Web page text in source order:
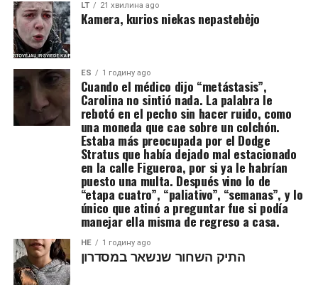
LT 21 хвилина ago
Kamera, kurios niekas nepastebėjo
ES 1 годину ago
Cuando el médico dijo “metástasis”,
Carolina no sintió nada. La palabra le
rebotó en el pecho sin hacer ruido, como
una moneda que cae sobre un colchón.
Estaba más preocupada por el Dodge
Stratus que había dejado mal estacionado
en la calle Figueroa, por si ya le habrían
puesto una multa. Después vino lo de
“etapa cuatro”, “paliativo”, “semanas”, y lo
único que atinó a preguntar fue si podía
manejar ella misma de regreso a casa.
HE 1 годину ago
התיק השחור שנשאר במסדרון